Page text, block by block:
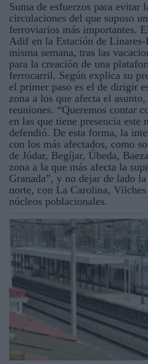
Suma de esfuerzos para evitar
circulaciones del que supuso
ferroviarios más importantes.
Adif en la Estación de Linares-
misma semana, tras las
para la creación de una
ferrocarril. Según explica su
el primer paso es el de dirigir
zona a los que afecta el
reuniones. “Queremos contar
en las que tiene presencia este
defendió. De esta forma, la
con los más afectados, como
de Jódar, Begíjar, Úbeda,
zona a la que más afecta la
Granada”, y no dejar de lado
norte, con La Carolina,
núcleos poblacionales.